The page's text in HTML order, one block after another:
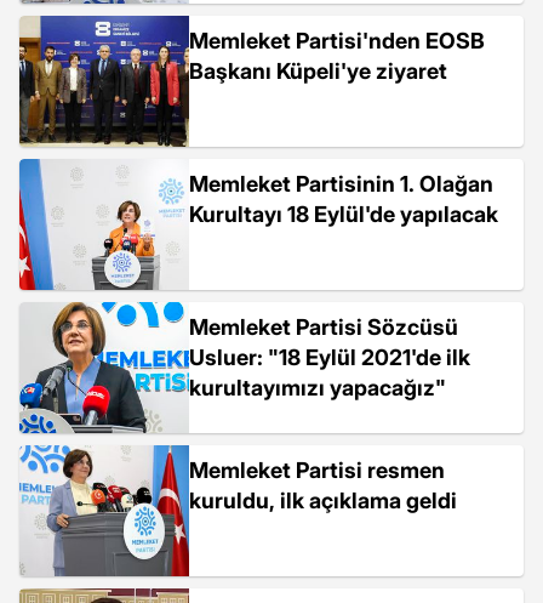
Memleket Partisi'nden EOSB
Başkanı Küpeli'ye ziyaret
Memleket Partisinin 1. Olağan
Kurultayı 18 Eylül'de yapılacak
Memleket Partisi Sözcüsü
Usluer: "18 Eylül 2021'de ilk
kurultayımızı yapacağız"
Memleket Partisi resmen
kuruldu, ilk açıklama geldi